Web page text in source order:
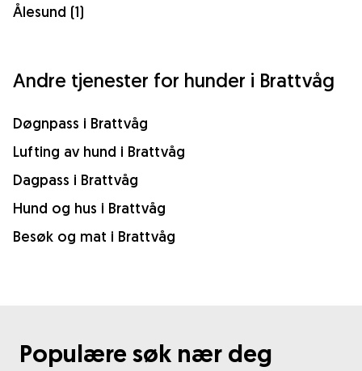
Ålesund (1)
Andre tjenester for hunder i Brattvåg
Døgnpass i Brattvåg
Lufting av hund i Brattvåg
Dagpass i Brattvåg
Hund og hus i Brattvåg
Besøk og mat i Brattvåg
Populære søk nær deg